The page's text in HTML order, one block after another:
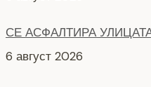
6 август 2026